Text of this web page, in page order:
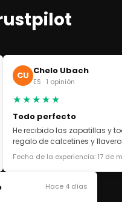
CU Chelo Ubach
ES · 1 opinión
★★★★★
Todo perfecto
He recibido las zapatillas y
regalo de calcetines y
Fecha de la experiencia: 17 de
Hace 4 días